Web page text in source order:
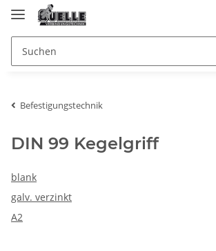
Befestigungstechnik
DIN 99 Kegelgriff
blank
galv. verzinkt
A2